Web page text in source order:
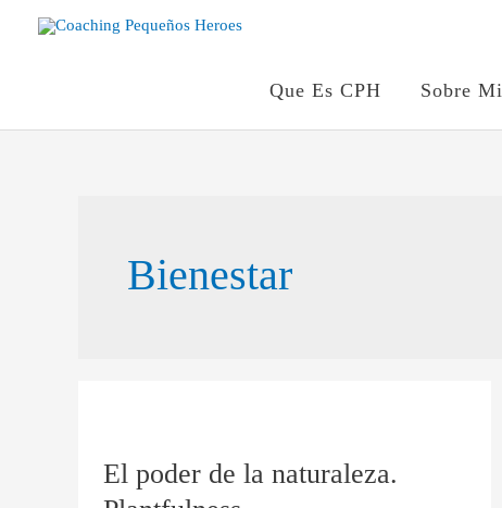
Que Es CPH Sobre Mi
Bienestar
El poder de la naturaleza.
de